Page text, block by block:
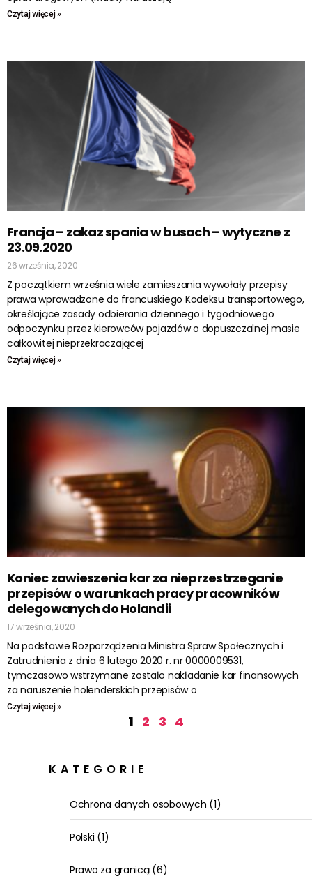
Czytaj więcej »
Francja – zakaz spania w busach – wytyczne z
23.09.2020
26 września, 2020
Z początkiem września wiele zamieszania wywołały przepisy
prawa wprowadzone do francuskiego Kodeksu transportowego,
określające zasady odbierania dziennego i tygodniowego
odpoczynku przez kierowców pojazdów o dopuszczalnej masie
całkowitej nieprzekraczającej
Czytaj więcej »
Koniec zawieszenia kar za nieprzestrzeganie
przepisów o warunkach pracy pracowników
delegowanych do Holandii
17 września, 2020
Na podstawie Rozporządzenia Ministra Spraw Społecznych i
Zatrudnienia z dnia 6 lutego 2020 r. nr 0000009531,
tymczasowo wstrzymane zostało nakładanie kar finansowych
za naruszenie holenderskich przepisów o
Czytaj więcej »
1 2 3 4
KATEGORIE
Ochrona danych osobowych (1)
Polski (1)
Prawo za granicą(6)